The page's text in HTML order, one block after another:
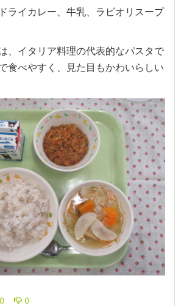
ライカレー、牛乳、ラビオリスープ
、イタリア料理の代表的なパスタで
食べやすく、見た目もかわいらしい
0 0